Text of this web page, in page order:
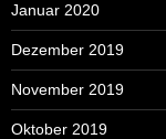
Januar 2020
Dezember 2019
November 2019
Oktober 2019